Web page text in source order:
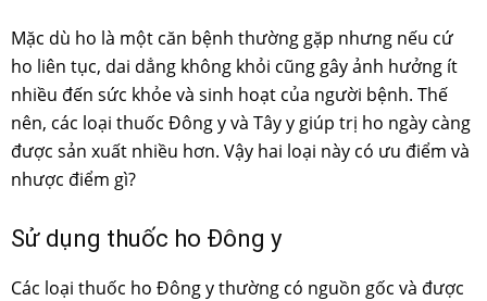
Mặc dù ho là một căn bệnh thường gặp nhưng nếu cứ
ho liên tục, dai dẳng không khỏi cũng gây ảnh hưởng ít
nhiều đến sức khỏe và sinh hoạt của người bệnh. Thế
nên, các loại thuốc Đông y và Tây y giúp trị ho ngày càng
được sản xuất nhiều hơn. Vậy hai loại này có ưu điểm và
nhược điểm gì?
Sử dụng thuốc ho Đông y
Các loại thuốc ho Đông y thường có nguồn gốc và được